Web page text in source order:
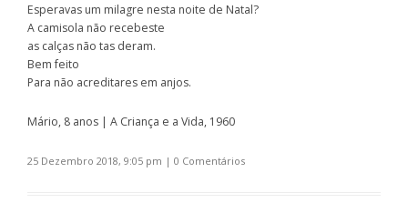
Esperavas um milagre nesta noite de Natal?
A camisola não recebeste
as calças não tas deram.
Bem feito
Para não acreditares em anjos.
Mário, 8 anos | A Criança e a Vida, 1960
25 Dezembro 2018, 9:05 pm | 0 Comentários